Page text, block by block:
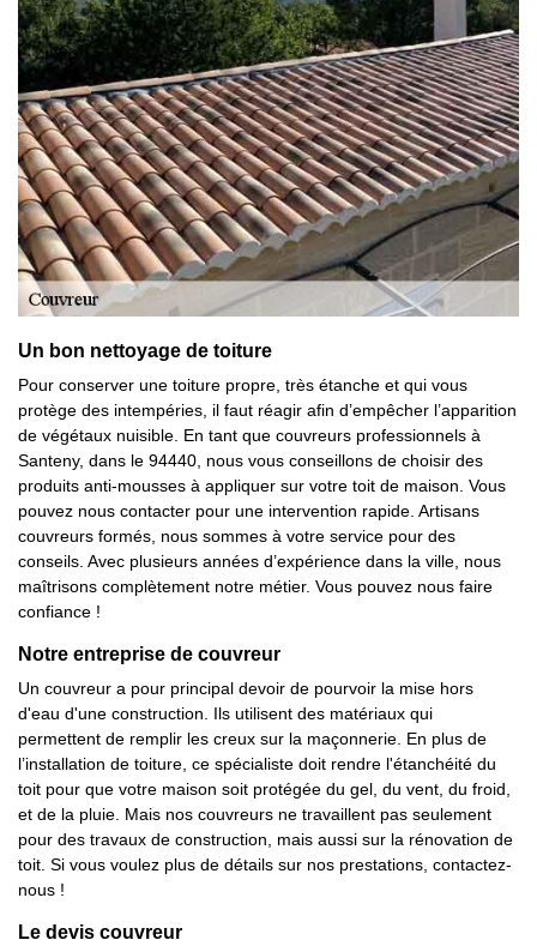
Un bon nettoyage de toiture
Pour conserver une toiture propre, très étanche et qui vous
protège des intempéries, il faut réagir afin d’empêcher l’apparition
de végétaux nuisible. En tant que couvreurs professionnels à
Santeny, dans le 94440, nous vous conseillons de choisir des
produits anti-mousses à appliquer sur votre toit de maison. Vous
pouvez nous contacter pour une intervention rapide. Artisans
couvreurs formés, nous sommes à votre service pour des
conseils. Avec plusieurs années d’expérience dans la ville, nous
maîtrisons complètement notre métier. Vous pouvez nous faire
confiance !
Notre entreprise de couvreur
Un couvreur a pour principal devoir de pourvoir la mise hors
d'eau d'une construction. Ils utilisent des matériaux qui
permettent de remplir les creux sur la maçonnerie. En plus de
l’installation de toiture, ce spécialiste doit rendre l'étanchéité du
toit pour que votre maison soit protégée du gel, du vent, du froid,
et de la pluie. Mais nos couvreurs ne travaillent pas seulement
pour des travaux de construction, mais aussi sur la rénovation de
toit. Si vous voulez plus de détails sur nos prestations, contactez-
nous !
Le devis couvreur